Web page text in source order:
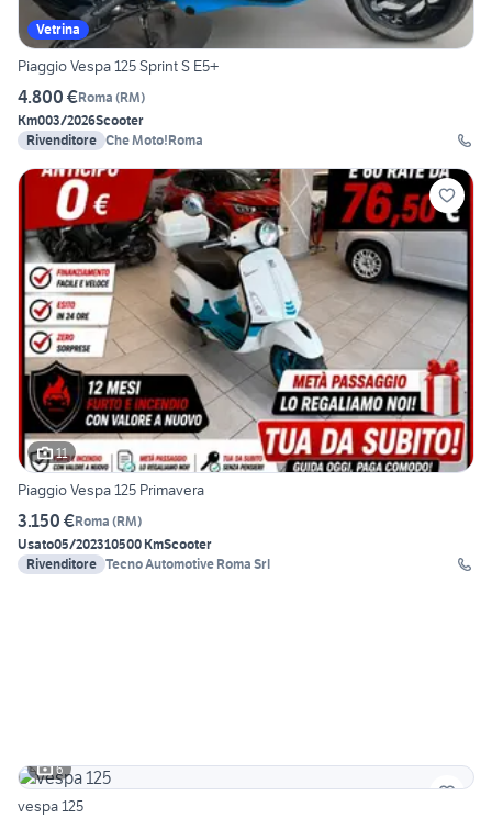
Vetrina
Piaggio Vespa 125 Sprint S E5+
4.800 €Roma (RM)
Km003/2026Scooter
Rivenditore Che Moto!Roma
11
Piaggio Vespa 125 Primavera
3.150 €Roma (RM)
Usato05/202310500 KmScooter
Rivenditore Tecno Automotive Roma Srl
6
vespa 125